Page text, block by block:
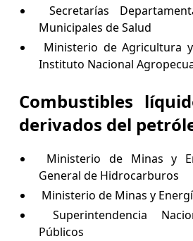
Secretarías
Municipales de Salud
Ministerio de Agricultura
Instituto Nacional
Combustibles
derivados del
Ministerio de Minas y
General de Hidrocarburos
Ministerio de Minas y
Superintendencia
Públicos